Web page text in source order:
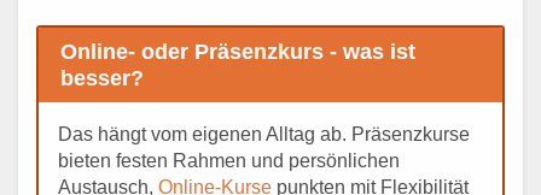
Online- oder Präsenzkurs - was ist
besser?
Das hängt vom eigenen Alltag ab. Präsenzkurse
bieten festen Rahmen und persönlichen
Austausch, Online-Kurse punkten mit Flexibilität